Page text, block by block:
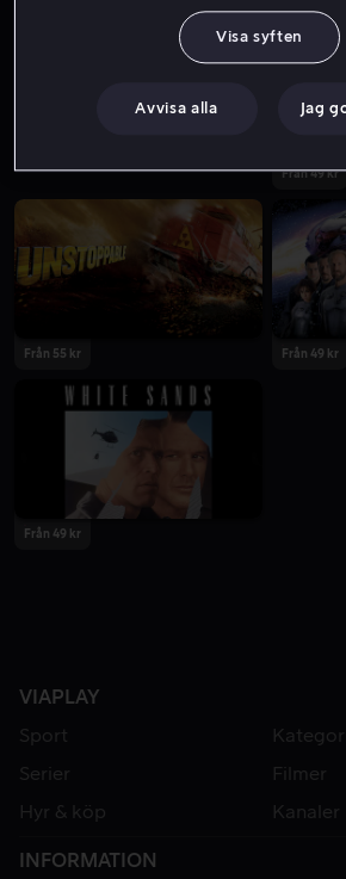
Från 49 kr
Från 55 kr Från 49 kr
Från 49 kr
VIAPLAY
Sport
Serier
Filmer
Hyr & köp
Kanaler
INFORMATION
Visa syften
Avvisa alla Jag